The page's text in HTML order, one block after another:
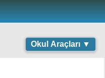
Okul Araçları ▼